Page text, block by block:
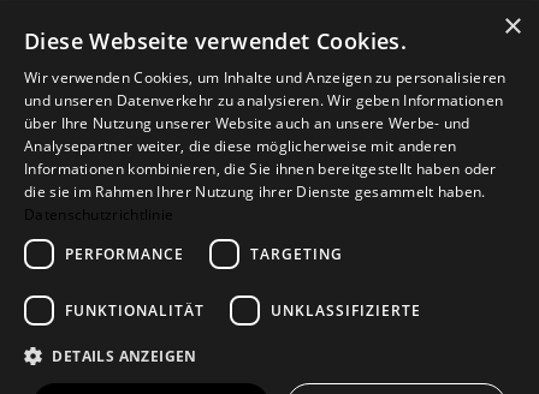
AGB Datenschutz
Impressum
Kontakt
© 2026Design Geschenke
Shop
×
Diese Webseite verwendet Cookies.
Wir verwenden Cookies, um Inhalte und Anzeigen zu personalisieren
und unseren Datenverkehr zu analysieren. Wir geben Informationen
über Ihre Nutzung unserer Website auch an unsere Werbe- und
Analysepartner weiter, die diese möglicherweise mit anderen
Informationen kombinieren, die Sie ihnen bereitgestellt haben oder
die sie im Rahmen Ihrer Nutzung ihrer Dienste gesammelt haben.
Datenschutzrichtlinie
PERFORMANCE
TARGETING
FUNKTIONALITÄT UNKLASSIFIZIERTE
DETAILS ANZEIGEN